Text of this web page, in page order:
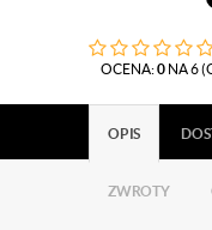
OCENA:0 NA 6
OPIS
ZWROTY